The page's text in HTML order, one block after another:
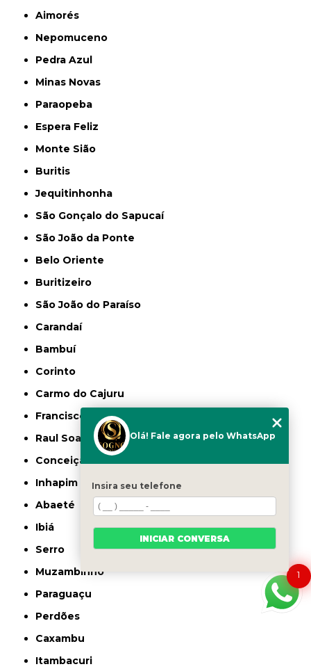
Aimorés
Nepomuceno
Pedra Azul
Minas Novas
Paraopeba
Espera Feliz
Monte Sião
Buritis
Jequitinhonha
São Gonçalo do Sapucaí
São João da Ponte
Belo Oriente
Buritizeiro
São João do Paraíso
Carandaí
Bambuí
Corinto
Carmo do Cajuru
Francisco Sá
Raul Soares
Conceição do Mato Dentro
Inhapim
Abaeté
Ibiá
Serro
Muzambinho
Paraguaçu
Perdões
Caxambu
Itambacuri
1
Olá! Fale agora pelo WhatsApp
Insira seu telefone
INICIAR CONVERSA